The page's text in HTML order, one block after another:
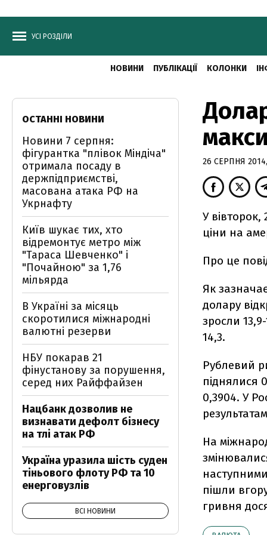
УСІ РОЗДІЛИ
НОВИНИ ПУБЛІКАЦІЇ КОЛОНКИ
26 СЕРПНЯ 2014,
У вівторок,
ціни на
Про це
Як
долару
зросли
14,3.
Рублевий
піднялися
0,3904. У
На
пішли
гривня
ОСТАННІ НОВИНИ
Новини 7 серпня:
фігурантка "плівок Міндіча"
отримала посаду в
держпідприємстві,
масована атака РФ на
Укрнафту
Київ шукає тих, хто
відремонтує метро між
"Тараса Шевченко" і
"Почайною" за 1,76
мільярда
В Україні за місяць
скоротилися міжнародні
валютні резерви
НБУ покарав 21
фінустанову за порушення,
серед них Райффайзен
Нацбанк дозволив не
визнавати дефолт бізнесу
на тлі атак РФ
Україна уразила шість суден
тіньового флоту РФ та 10
енерговузлів
ВСІ НОВИНИ